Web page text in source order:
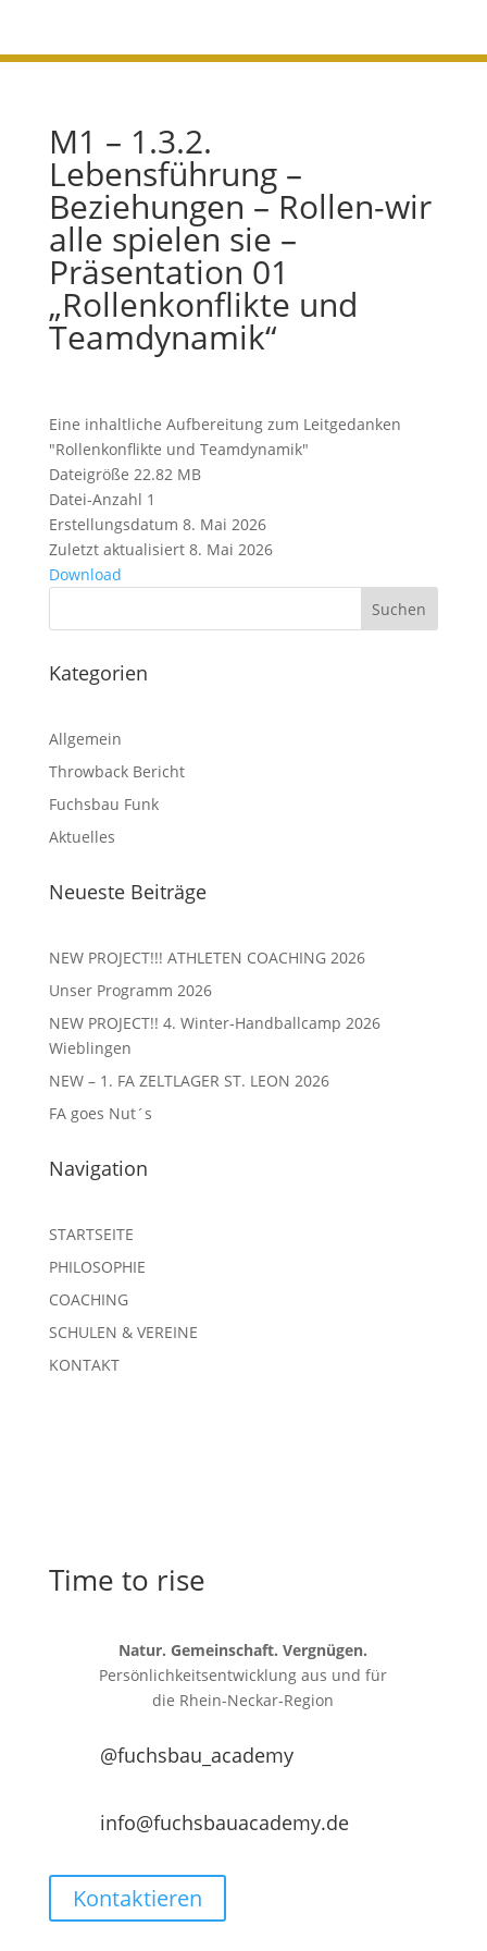
M1 – 1.3.2.
Lebensführung –
Beziehungen – Rollen-wir
alle spielen sie –
Präsentation 01
„Rollenkonflikte und
Teamdynamik“
Eine inhaltliche Aufbereitung zum Leitgedanken
"Rollenkonflikte und Teamdynamik"
Dateigröße 22.82 MB
Datei-Anzahl 1
Erstellungsdatum 8. Mai 2026
Zuletzt aktualisiert 8. Mai 2026
Download
Kategorien
Allgemein
Throwback Bericht
Fuchsbau Funk
Aktuelles
Neueste Beiträge
NEW PROJECT!!! ATHLETEN COACHING 2026
Unser Programm 2026
NEW PROJECT!! 4. Winter-Handballcamp 2026
Wieblingen
NEW – 1. FA ZELTLAGER ST. LEON 2026
FA goes Nut´s
Navigation
STARTSEITE
PHILOSOPHIE
COACHING
SCHULEN & VEREINE
KONTAKT
Time to rise
Natur. Gemeinschaft. Vergnügen.
Persönlichkeitsentwicklung aus und für
die Rhein-Neckar-Region
@fuchsbau_academy
info@fuchsbauacademy.de
Kontaktieren